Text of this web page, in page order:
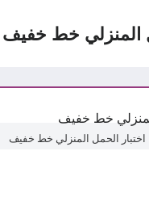
المنزلي خط خفيف
اختبار الحمل المنزلي خط خفيف